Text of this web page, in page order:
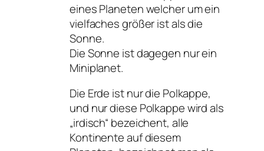
eines Planeten welcher um ein
vielfaches größer ist als die
Sonne.
Die Sonne ist dagegen nur ein
Miniplanet.
Die Erde ist nur die Polkappe,
und nur diese Polkappe wird als
„irdisch“ bezeichent, alle
Kontinente auf diesem